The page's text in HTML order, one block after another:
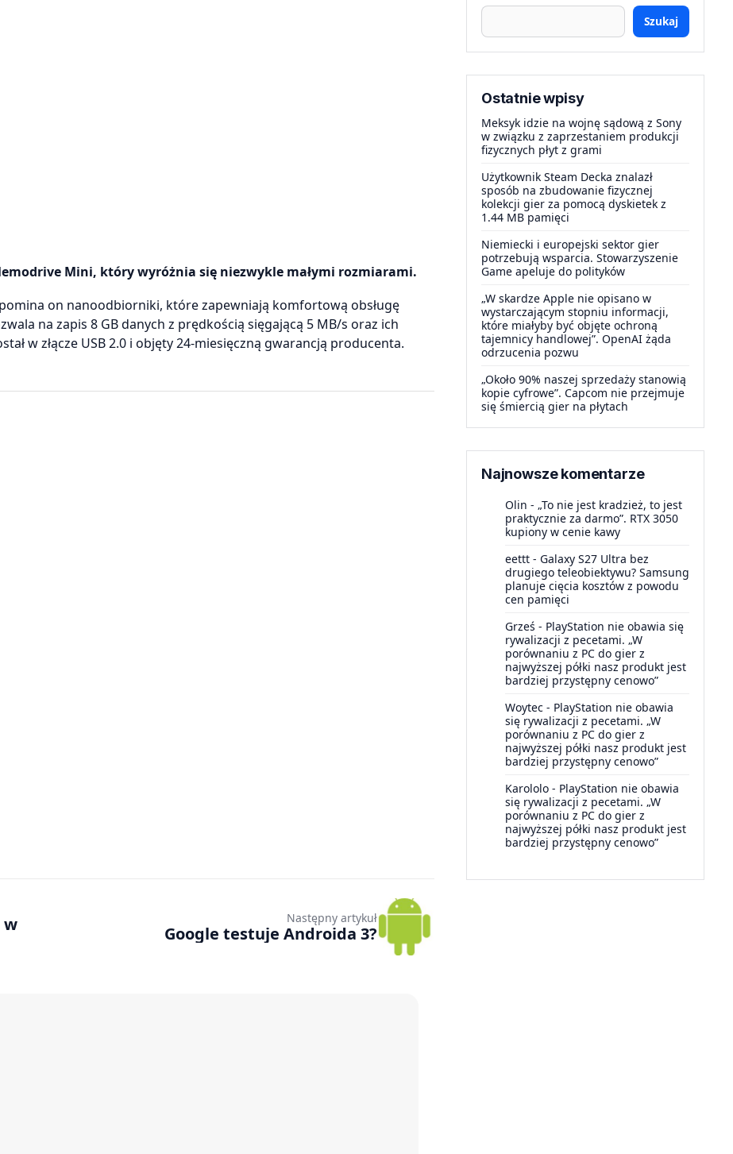
Mini, który wyróżnia się niezwykle małymi rozmiarami.
on nanoodbiorniki, które zapewniają komfortową obsługę
na zapis 8 GB danych z prędkością sięgającą 5 MB/s oraz ich
w złącze USB 2.0 i objęty 24-miesięczną gwarancją producenta.
Szukaj
Ostatnie wpisy
Meksyk idzie na wojnę sądową z Sony
w związku z zaprzestaniem produkcji
fizycznych płyt z grami
Użytkownik Steam Decka znalazł
sposób na zbudowanie fizycznej
kolekcji gier za pomocą dyskietek z
1.44 MB pamięci
Niemiecki i europejski sektor gier
potrzebują wsparcia. Stowarzyszenie
Game apeluje do polityków
„W skardze Apple nie opisano w
wystarczającym stopniu informacji,
które miałyby być objęte ochroną
tajemnicy handlowej”. OpenAI żąda
odrzucenia pozwu
„Około 90% naszej sprzedaży stanowią
kopie cyfrowe”. Capcom nie przejmuje
się śmiercią gier na płytach
Najnowsze komentarze
Olin - „To nie jest kradzież, to jest
praktycznie za darmo”. RTX 3050
kupiony w cenie kawy
eettt - Galaxy S27 Ultra bez
drugiego teleobiektywu? Samsung
planuje cięcia kosztów z powodu
cen pamięci
Grześ - PlayStation nie obawia się
rywalizacji z pecetami. „W
porównaniu z PC do gier z
najwyższej półki nasz produkt jest
bardziej przystępny cenowo”
Woytec - PlayStation nie obawia
się rywalizacji z pecetami. „W
porównaniu z PC do gier z
najwyższej półki nasz produkt jest
bardziej przystępny cenowo”
Karololo - PlayStation nie obawia
się rywalizacji z pecetami. „W
porównaniu z PC do gier z
najwyższej półki nasz produkt jest
bardziej przystępny cenowo”
w
Następny artykuł
Google testuje Androida 3?